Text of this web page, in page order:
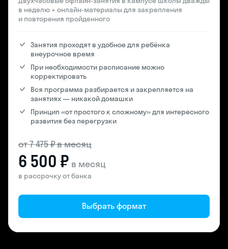
в неделю + онлайн-материалы для закрепления
и повторения пройденного
Занятия проходят в удобное для ребёнка
внеурочное время
При необходимости расписание можно
корректировать
Вся программа разбирается и закрепляется на
занятиях — никакой домашки
Принцип «от простого к сложному» для интересного
развития без перегрузки
от 7 475 ₽ в месяц
6 500 ₽ в месяц
в рассрочку от банка
Выбрать формат